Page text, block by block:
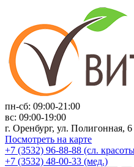
пн-сб: 09:00-21:00
вс: 09:00-19:00
г. Оренбург, ул. Полигонная, 6
Посмотреть на карте
+7 (3532) 96-88-88 (сл.
+7 (3532) 48-00-33 (мед.)